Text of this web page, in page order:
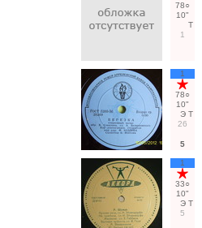
78○
10"
Т
1
1
78○
10"
Э Т
26
5
1
33○
10"
Э Т
5